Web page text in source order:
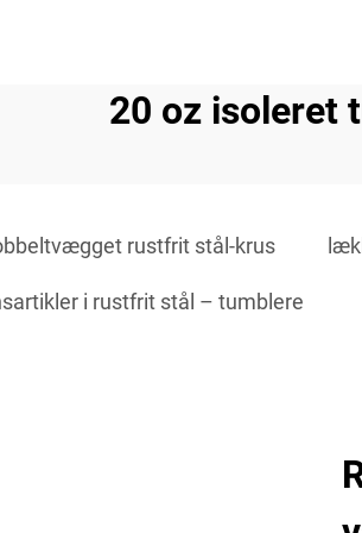
20 oz isoleret
rustfrit stål-krus
i rustfrit stål – tumblere